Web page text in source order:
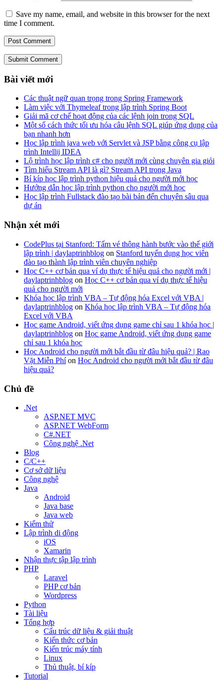
Save my name, email, and website in this browser for the next
time I comment.
Submit Comment
Bài viết mới
Các thuật ngữ quan trọng trong Spring Framework
Làm việc với Thymeleaf trong lập trình Spring Boot
Giải mã cơ chế hoạt động của các lệnh join trong SQL
Một số cách thức tối ưu hóa câu lệnh SQL giúp ứng dụng của
bạn nhanh hơn
Học lập trình java web với Servlet và JSP bằng công cụ lập
trình Intellij IDEA
Lộ trình học lập trình c# cho người mới cùng chuyên gia giỏi
Tìm hiểu Stream API là gì? Stream API trong Java
Bí kíp học lập trình python hiệu quả cho người mới học
Hướng dẫn học lập trình python cho người mới học
Học lập trình Fullstack đào tạo bài bản đến chuyên sâu qua
dự án
Nhận xét mới
CodePlus tại Stanford: Tấm vé thông hành bước vào thế giới
lập trình | daylaptrinhblog on Stanford tuyển dụng học viên
đào tạo thành lập trình viên chuyên nghiệp
Học C++ cơ bản qua ví dụ thực tế hiệu quả cho người mới |
daylaptrinhblog on Học C++ cơ bản qua ví dụ thực tế hiệu
quả cho người mới
Khóa học lập trình VBA – Tự động hóa Excel với VBA |
daylaptrinhblog on Khóa học lập trình VBA – Tự động hóa
Excel với VBA
Học game Android, viết ứng dụng game chỉ sau 1 khóa học |
daylaptrinhblog on Học game Android, viết ứng dụng game
chỉ sau 1 khóa học
Học Android cho người mới bắt đầu từ đâu hiệu quả? | Rao
Vặt Miễn Phíon Học Android cho người mới bắt đầu từ đâu
hiệu quả?
Chủ đề
.Net
ASP.NET MVC
ASP.NET WebForm
C#.NET
Công nghệ .Net
Blog
C/C++
Cơ sở dữ liệu
Công nghệ
Java
Android
Java base
Java web
Kiểm thử
Lập trình di động
iOS
Xamarin
Nhận thực tập lập trình
PHP
Laravel
PHP cơ bản
Wordpress
Python
Tài liệu
Tổng hợp
Cấu trúc dữ liệu & giải thuật
Kiến thức cơ bản
Kiến trúc máy tính
Linux
Thủ thuật, bí kíp
Tutorial